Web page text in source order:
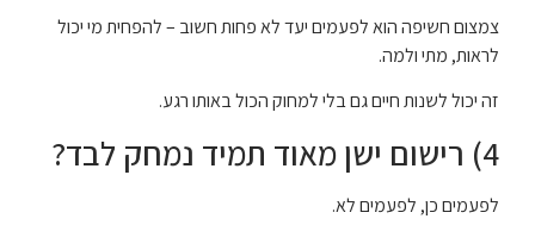
צמצום חשיפה הוא לפעמים יעד לא פחות חשוב – להפחית מי יכול
לראות, מתי ולמה.
זה יכול לשנות חיים גם בלי למחוק הכול באותו רגע.
4) רישום ישן מאוד תמיד נמחק לבד?
לפעמים כן, לפעמים לא.